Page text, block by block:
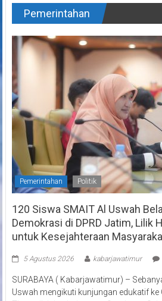
Pemerintahan
Pemerintahan Politik
120 Siswa SMAIT Al Uswah
Demokrasi di DPRD Jatim, Lilik
untuk Kesejahteraan
5 Agustus 2026 kabarjawatimur
SURABAYA ( Kabarjawatimur) –
Uswah mengikuti kunjungan edukatif ke